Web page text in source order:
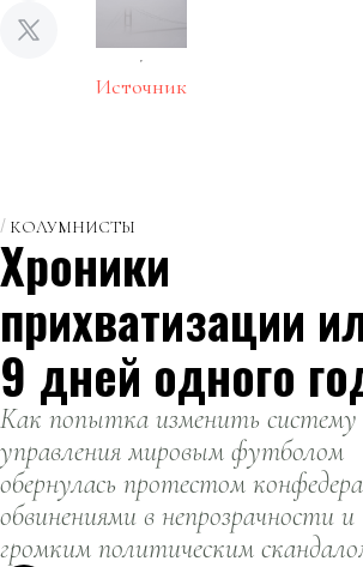
Источник
КОЛУМНИСТЫ
Хроники
прихватизации
9 дней одного
Как попытка изменить систему
управления мировым футболом
обернулась протестом
обвинениями в непрозрачности и
громким политическим